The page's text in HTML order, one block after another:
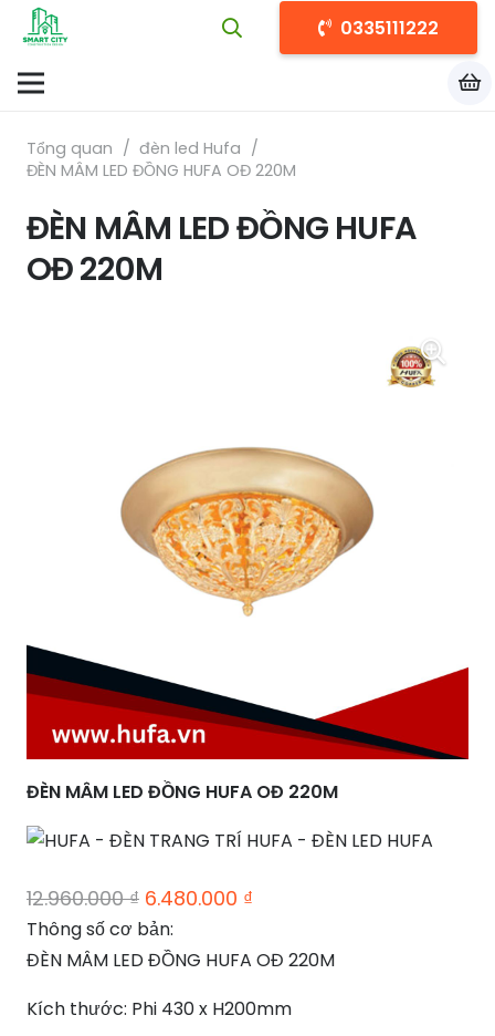
0335111222
Tổng quan / đèn led Hufa /
ĐÈN MÂM LED ĐỒNG HUFA OĐ 220M
ĐÈN MÂM LED ĐỒNG HUFA
OĐ 220M
ĐÈN MÂM LED ĐỒNG HUFA OĐ 220M
12.960.000₫ Giá
gốc
là:
6.480.000 ₫
tại
6.480.000 ₫.
Thông số cơ bản:
ĐÈN MÂM LED ĐỒNG HUFA OĐ 220M
Kích thước: Phi 430 x H200mm